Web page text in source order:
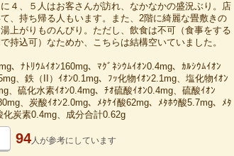
４、５人はお客さんが訪れ、なかなかの盛況ぶり。店
、持ち帰る人もいます。また、2階に綺麗な畳敷きの
上がりものんびり。ただし、飲食は不可（食事をする
持込可）なためか、こちらは結構空いていました。
、ﾅﾄﾘｳﾑｲｵﾝ160mg、ﾏｸﾞﾈｼｳﾑｲｵﾝ0.4mg、ｶﾙｼｳﾑｲｵﾝ
、鉄（II）ｲｵﾝ0.1mg、ﾌｯ化物ｲｵﾝ2.1mg、塩化物ｲｵﾝ
、硫化水素ｲｵﾝ0.4mg、ﾁｵ硫酸ｲｵﾝ0.4mg、硫酸ｲｵﾝ
、炭酸ｲｵﾝ2.0mg、ﾒﾀｹｲ酸62mg、ﾒﾀﾎｳ酸5.7mg、ﾒﾀ
炭素0.4mg、成分合計0.62g
94人が参考にしています